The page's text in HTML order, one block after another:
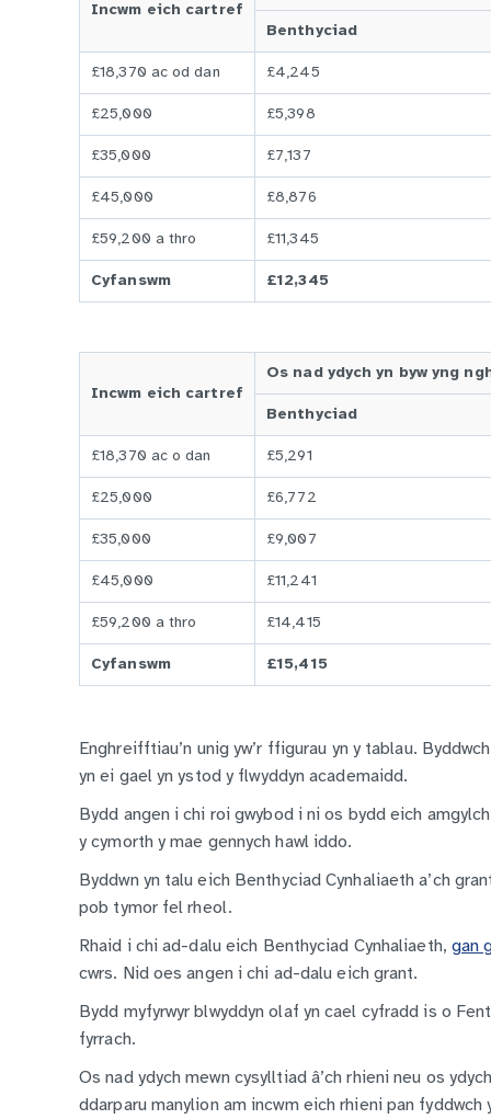
Incwm eich cartref
Benthyciad
£18,370 ac od dan £4,245
£25,000 £5,398
£35,000 £7,137
£45,000 £8,876
£59,200 a thro £11,345
Cyfanswm £12,345
Incwm eich cartref
Os nad ydych yn byw yng
Benthyciad
£18,370 ac o dan £5,291
£25,000 £6,772
£35,000 £9,007
£45,000 £11,241
£59,200 a thro £14,415
Cyfanswm £15,415
Enghreifftiau’n unig yw’r ffigurau yn y tablau.
yn ei gael yn ystod y flwyddyn academaidd.
Bydd angen i chi roi gwybod i ni os bydd eich
y cymorth y mae gennych hawl iddo.
Byddwn yn talu eich Benthyciad Cynhaliaeth a’ch
pob tymor fel rheol.
Rhaid i chi ad-dalu eich Benthyciad Cynhaliaeth, gan
cwrs. Nid oes angen i chi ad-dalu eich grant.
Bydd myfyrwyr blwyddyn olaf yn cael cyfradd is o
fyrrach.
Os nad ydych mewn cysylltiad â’ch rhieni neu os
ddarparu manylion am incwm eich rhieni pan fyddwch